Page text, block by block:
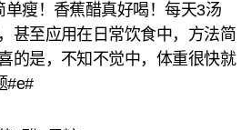
瘦！香蕉醋真好喝！每天3汤
甚至应用在日常饮食中，方法简
的是，不知不觉中，体重很快就
#e#